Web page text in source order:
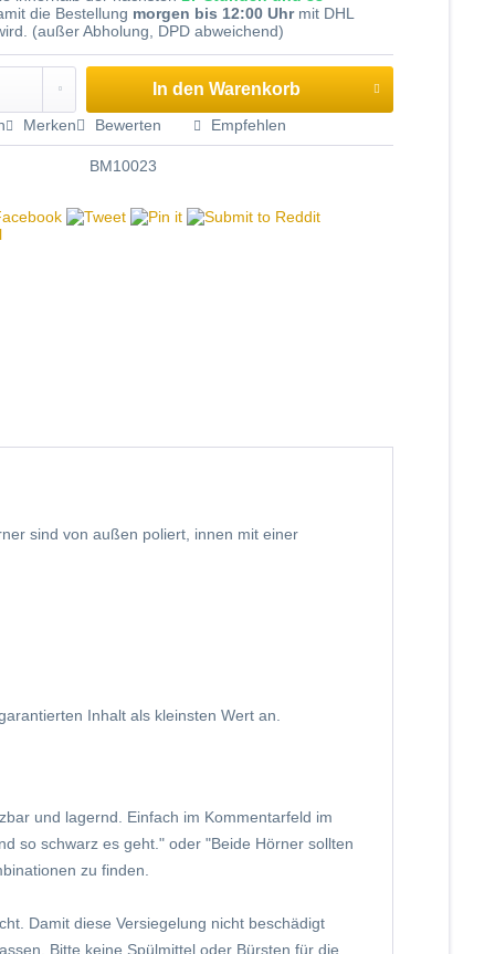
die Bestellung morgen bis 12:00 Uhrmit DHL
(außer Abholung, DPD abweichend)
In den Warenkorb
Merken Bewerten Empfehlen
BM10023
sind von außen poliert, innen mit einer
Inhalt als kleinsten Wert an.
und lagernd. Einfach im Kommentarfeld im
so schwarz es geht." oder "Beide Hörner sollten
zu finden.
Damit diese Versiegelung nicht beschädigt
Bitte keine Spülmittel oder Bürsten für die